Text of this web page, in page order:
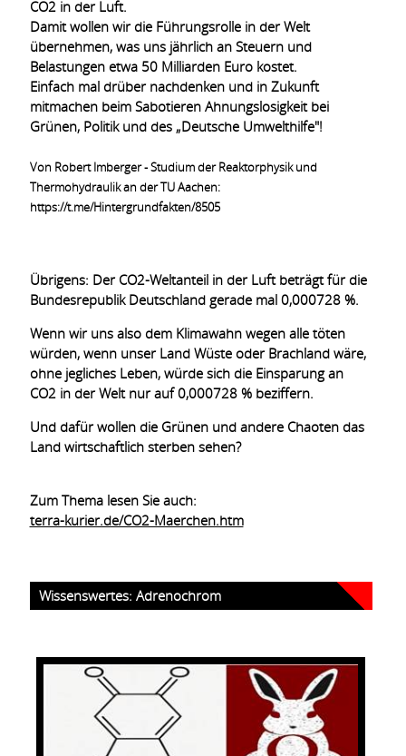
CO2 in der Luft.
Damit wollen wir die Führungsrolle in der Welt
übernehmen, was uns jährlich an Steuern und
Belastungen etwa 50 Milliarden Euro kostet.
Einfach mal drüber nachdenken und in Zukunft
mitmachen beim Sabotieren Ahnungslosigkeit bei
Grünen, Politik und des „Deutsche Umwelthilfe"!
Von Robert Imberger - Studium der Reaktorphysik und
Thermohydraulik an der TU Aachen:
https://t.me/Hintergrundfakten/8505
Übrigens: Der CO2-Weltanteil in der Luft beträgt für die
Bundesrepublik Deutschland gerade mal 0,000728 %.
Wenn wir uns also dem Klimawahn wegen alle töten
würden, wenn unser Land Wüste oder Brachland wäre,
ohne jegliches Leben, würde sich die Einsparung an
CO2 in der Welt nur auf 0,000728 % beziffern.
Und dafür wollen die Grünen und andere Chaoten das
Land wirtschaftlich sterben sehen?
Zum Thema lesen Sie auch:
terra-kurier.de/CO2-Maerchen.htm
Wissenswertes: Adrenochrom